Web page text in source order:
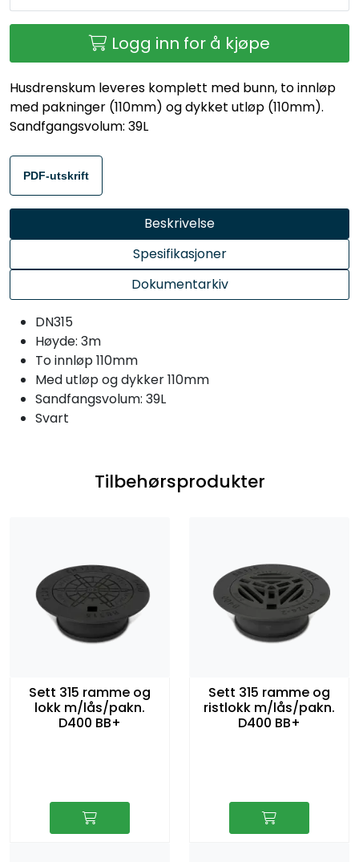
Logg inn for å kjøpe
Husdrenskum leveres komplett med bunn, to innløp
med pakninger (110mm) og dykket utløp (110mm).
Sandfgangsvolum: 39L
Beskrivelse
Spesifikasjoner
Dokumentarkiv
DN315
Høyde: 3m
To innløp 110mm
Med utløp og dykker 110mm
Sandfangsvolum: 39L
Svart
Tilbehørsprodukter
Sett 315 ramme og
lokk m/lås/pakn.
D400 BB+
Sett 315 ramme og
ristlokk m/lås/pakn.
D400 BB+
PDF-utskrift